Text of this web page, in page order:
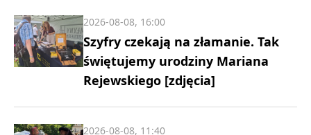
Szyfry czekają na złamanie. Tak
świętujemy urodziny Mariana
Rejewskiego [zdjęcia]
2026-08-08, 16:00
2026-08-08, 11:40